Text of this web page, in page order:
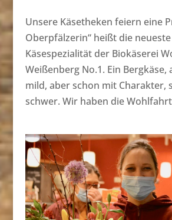
Unsere Käsetheken feiern eine
Oberpfälzerin“ heißt die neueste
Käsespezialität der Biokäserei
Weißenberg No.1. Ein Bergkäse,
mild, aber schon mit Charakter,
schwer. Wir haben die